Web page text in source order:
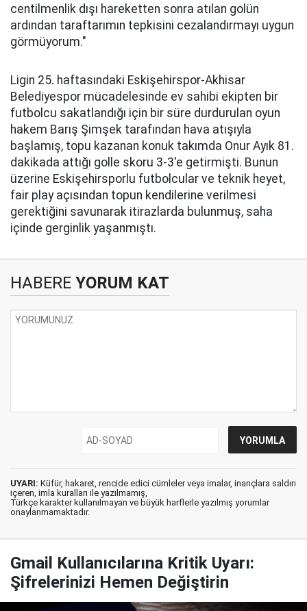
centilmenlik dışı hareketten sonra atılan golün
ardından taraftarımın tepkisini cezalandırmayı uygun
görmüyorum."
Ligin 25. haftasındaki Eskişehirspor-Akhisar
Belediyespor mücadelesinde ev sahibi ekipten bir
futbolcu sakatlandığı için bir süre durdurulan oyun
hakem Barış Şimşek tarafından hava atışıyla
başlamış, topu kazanan konuk takımda Onur Ayık 81.
dakikada attığı golle skoru 3-3'e getirmişti. Bunun
üzerine Eskişehirsporlu futbolcular ve teknik heyet,
fair play açısından topun kendilerine verilmesi
gerektiğini savunarak itirazlarda bulunmuş, saha
içinde gerginlik yaşanmıştı.
HABERE YORUM KAT
UYARI: Küfür, hakaret, rencide edici cümleler veya imalar, inançlara saldırı
içeren, imla kuralları ile yazılmamış,
Türkçe karakter kullanılmayan ve büyük harflerle yazılmış yorumlar
onaylanmamaktadır.
Gmail Kullanıcılarına Kritik Uyarı:
Şifrelerinizi Hemen Değiştirin